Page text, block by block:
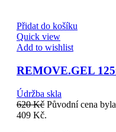
Přidat do košíku
Quick view
Add to wishlist
REMOVE.GEL
Údržba skla
620Kč Původní cena
409 Kč.